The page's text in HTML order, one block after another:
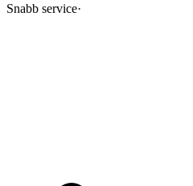
Snabb service·